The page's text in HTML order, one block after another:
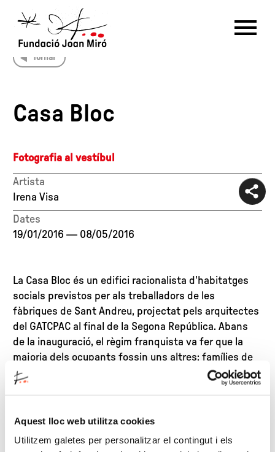
Aquest lloc web utilitza cookies
Utilitzem galetes per personalitzar el contingut i els
NL
PT
Tornar
Casa Bloc
Fotografia al vestíbul
Artista
Irena Visa
Dates
19/01/2016 — 08/05/2016
La Casa Bloc és un edifici racionalista d'habitatges
socials previstos per als treballadors de les
fàbriques de Sant Andreu, projectat pels arquitectes
del GATCPAC al final de la Segona República. Abans
de la inauguració, el règim franquista va fer que la
majoria dels ocupants fossin uns altres: famílies de
militars. La fotògrafa Irena Visa ha retratat l'última
generació de llogaters que realment han habitat la
habilitat com a pis-museu i que representa l'estètica
que havien imaginat els arquitectes del GATCPAC en
el moment de la construcció.